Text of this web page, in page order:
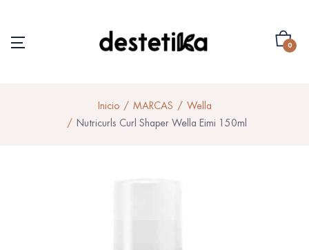
0
Inicio MARCAS
Wella
Nutricurls Curl Shaper Wella Eimi 150ml